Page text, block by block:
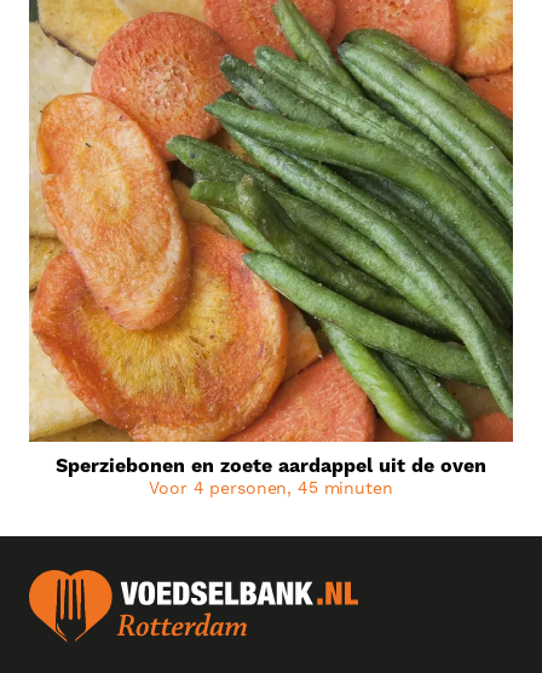
Sperziebonen en zoete aardappel uit de oven
Voor 4 personen, 45 minuten